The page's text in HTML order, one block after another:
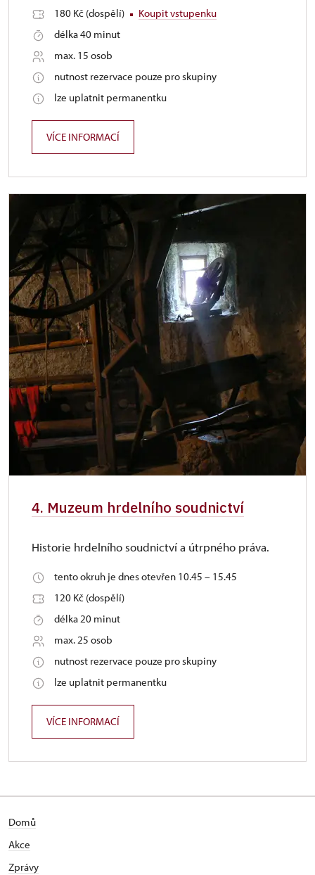
180 Kč (dospělí)
Koupit vstupenku
délka 40 minut
max. 15 osob
nutnost rezervace pouze pro skupiny
lze uplatnit permanentku
VÍCE INFORMACÍ
4. Muzeum hrdelního soudnictví
Historie hrdelního soudnictví a útrpného práva.
tento okruh je dnes otevřen 10.45 – 15.45
120 Kč (dospělí)
délka 20 minut
max. 25 osob
nutnost rezervace pouze pro skupiny
lze uplatnit permanentku
VÍCE INFORMACÍ
Domů
Akce
Zprávy